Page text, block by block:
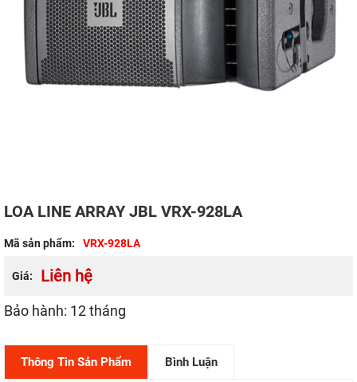
LOA LINE ARRAY JBL VRX-928LA
Mã sản phẩm: VRX-928LA
Giá: Liên hệ
Bảo hành: 12 tháng
Thông Tin Sản Phẩm Bình Luận